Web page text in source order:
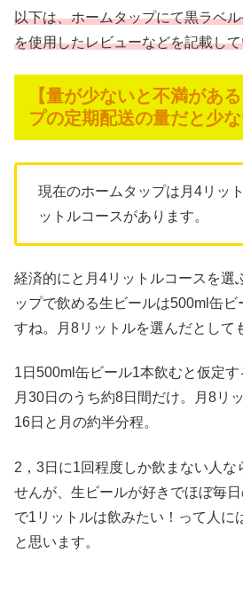
以下は、ホームタップにて黒ラベ
を使用したレビューなどを記載し
【量が少ないと不満があ
プの定期配送の量だと少
現在のホームタップは月4リッ
ットルコースがあります。
経済的にと月4リットルコースを選
ップで飲める生ビールは500ml缶
すね。月8リットルを選んだとして
1日500ml缶ビール1本飲むと仮定
月30日のうち約8日間だけ。月8リ
16日と月の約半分程。
2，3日に1回程度しか飲まない人な
せんが、生ビールが好きでほぼ毎
で1リットルは飲みたい！って人に
と思います。